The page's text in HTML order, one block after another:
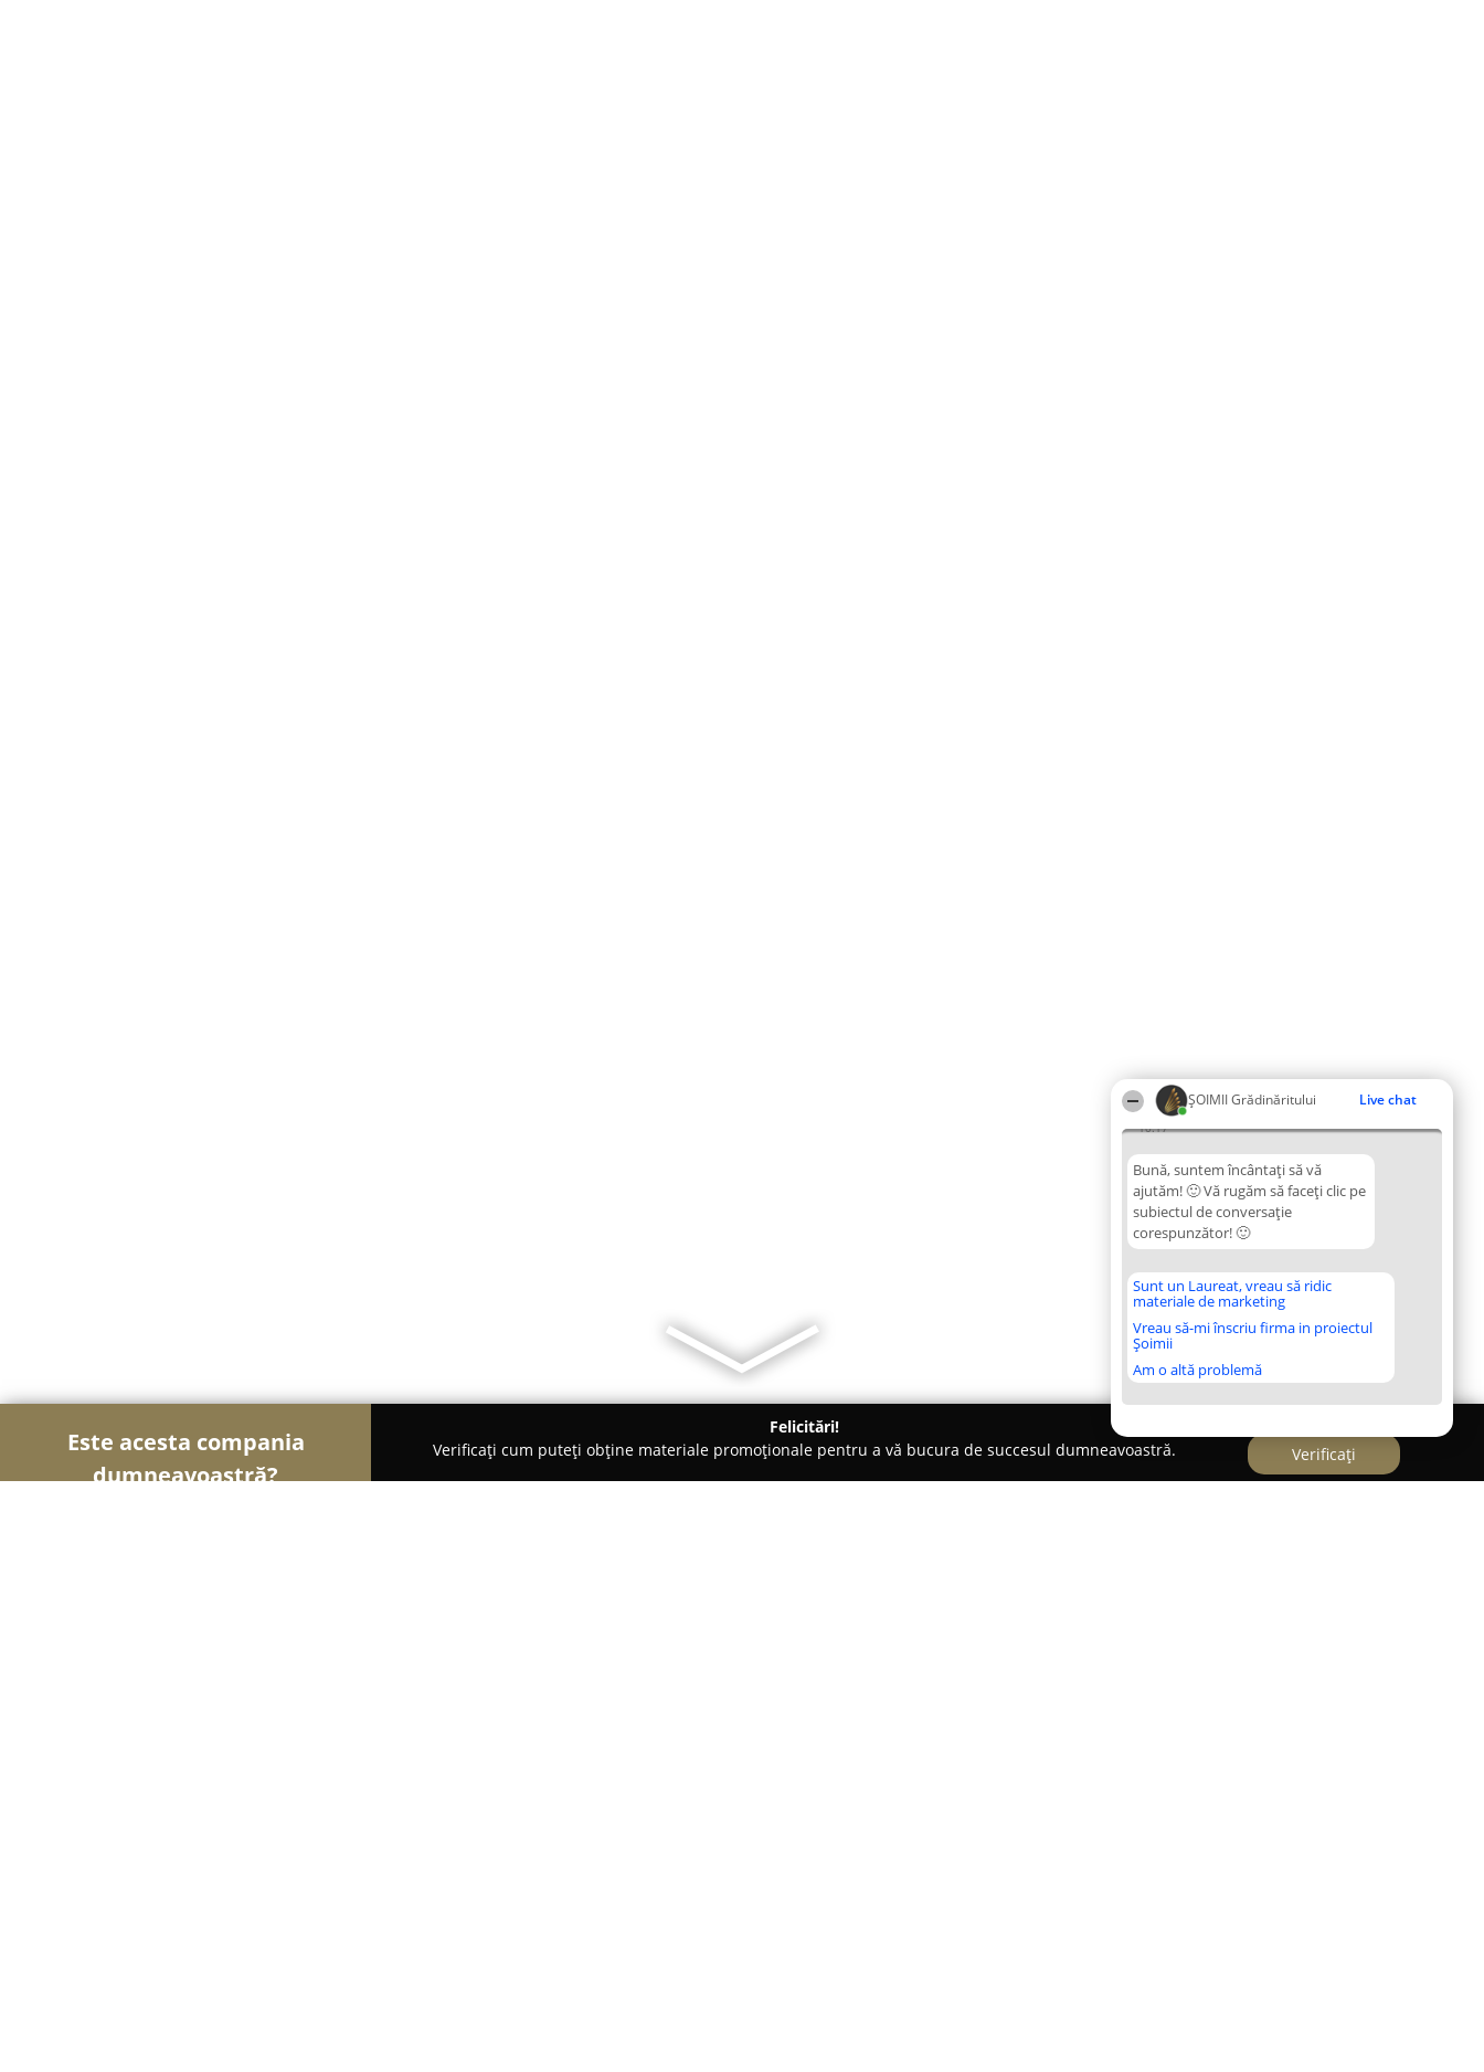
ȘOIMII Grădinăritului Live chat
10:17
Bună, suntem încântați să vă
ajutăm! 🙂 Vă rugăm să faceți clic pe
subiectul de conversație
corespunzător! 🙂
Sunt un Laureat, vreau să ridic
materiale de marketing
Vreau să-mi înscriu firma in proiectul
Șoimii
Am o altă problemă
Este acesta compania
dumneavoastră?
Felicitări!
Verificați cum puteți obține materiale promoționale pentru a vă bucura de succesul dumneavoastră.
Verificați